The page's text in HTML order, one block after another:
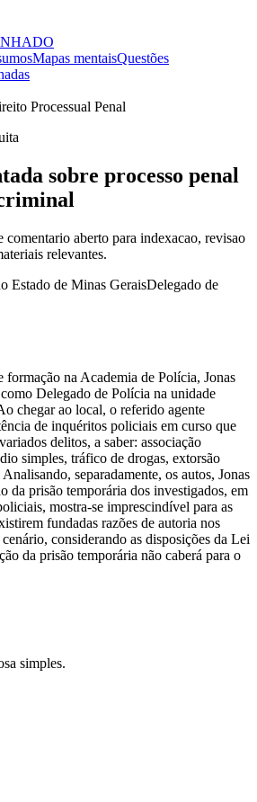
Mapas mentaisQuestões
Processual Penal
sobre processo penal
comentario aberto para indexacao, revisao
relevantes.
Estado de Minas GeraisDelegado de
formação na Academia de Polícia, Jonas
Delegado de Polícia na unidade
chegar ao local, o referido agente
de inquéritos policiais em curso que
delitos, a saber: associação
simples, tráfico de drogas, extorsão
separadamente, os autos, Jonas
da prisão temporária dos investigados, em
mostra-se imprescindível para as
fundadas razões de autoria nos
considerando as disposições da Lei
da prisão temporária não caberá para o
simples.